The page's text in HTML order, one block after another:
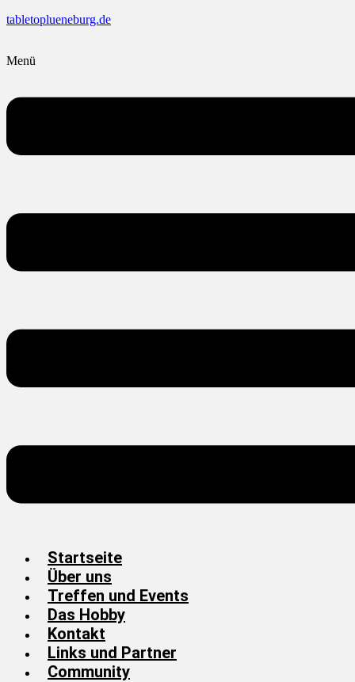
tabletoplueneburg.de
Menü
Startseite
Über uns
Treffen und Events
Das Hobby
Kontakt
Links und Partner
Community